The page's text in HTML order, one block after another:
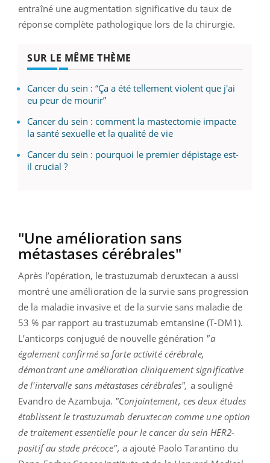
entraîné une augmentation significative du taux de
réponse complète pathologique lors de la chirurgie.
SUR LE MÊME THÈME
Cancer du sein : “Ça a été tellement violent que j'ai
eu peur de mourir”
Cancer du sein : comment la mastectomie impacte
la santé sexuelle et la qualité de vie
Cancer du sein : pourquoi le premier dépistage est-
il crucial ?
"Une amélioration sans
métastases cérébrales"
Après l’opération, le trastuzumab deruxtecan a aussi
montré une amélioration de la survie sans progression
de la maladie invasive et de la survie sans maladie de
53 % par rapport au trastuzumab emtansine (T-DM1).
L’anticorps conjugué de nouvelle génération "a
également confirmé sa forte activité cérébrale,
démontrant une amélioration cliniquement significative
de l'intervalle sans métastases cérébrales", a souligné
Evandro de Azambuja. "Conjointement, ces deux études
établissent le trastuzumab deruxtecan comme une option
de traitement essentielle pour le cancer du sein HER2-
positif au stade précoce", a ajouté Paolo Tarantino du